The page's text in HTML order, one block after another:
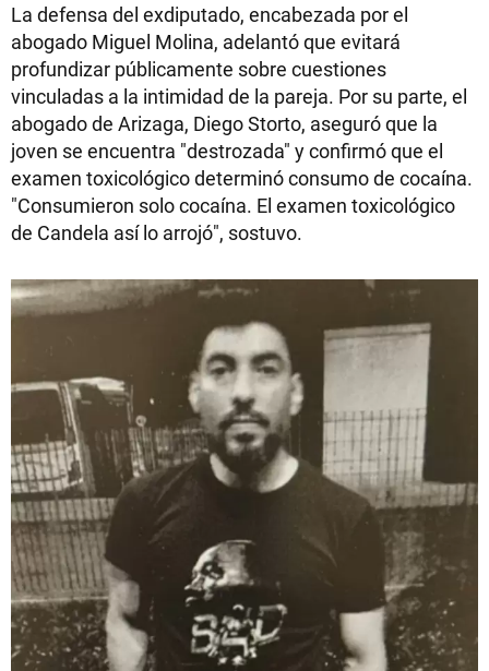
La defensa del exdiputado, encabezada por el
abogado Miguel Molina, adelantó que evitará
profundizar públicamente sobre cuestiones
vinculadas a la intimidad de la pareja. Por su parte, el
abogado de Arizaga, Diego Storto, aseguró que la
joven se encuentra "destrozada" y confirmó que el
examen toxicológico determinó consumo de cocaína.
"Consumieron solo cocaína. El examen toxicológico
de Candela así lo arrojó", sostuvo.